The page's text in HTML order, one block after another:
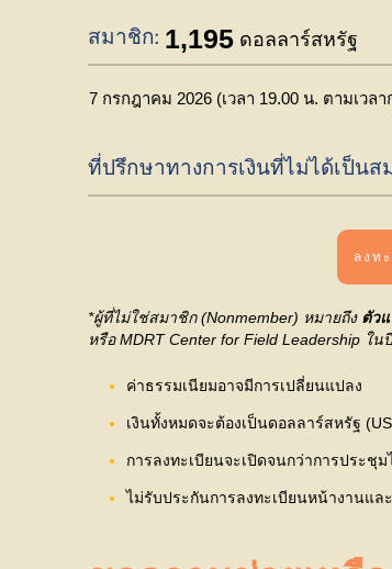
สมาชิก: 1,195 ดอลลาร์สหรัฐ
7 กรกฎาคม 2026 (เวลา 19.00 น. ตามเวล
ที่ปรึกษาทางการเงินที่ไม่ได้เป็นส
ลงท
*ผู้ที่ไม่ใช่สมาชิก (Nonmember) หมายถึง ตัว
หรือ MDRT Center for Field Leadership ใ
ค่าธรรมเนียมอาจมีการเปลี่ยนแปลง
เงินทั้งหมดจะต้องเป็นดอลลาร์สหรัฐ
การลงทะเบียนจะเปิดจนกว่าการประชุ
ไม่รับประกันการลงทะเบียนหน้างานแล